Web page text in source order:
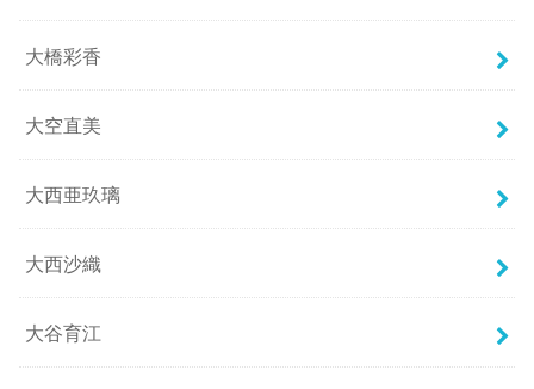
大橋彩香
大空直美
大西亜玖璃
大西沙織
大谷育江